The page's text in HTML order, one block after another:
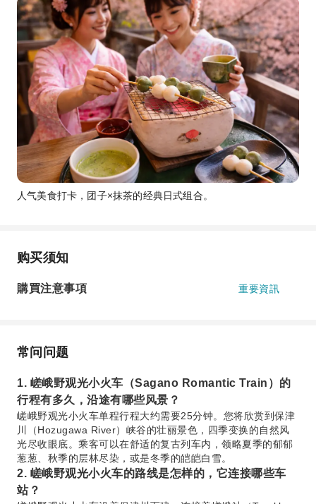
人气美食打卡，团子×抹茶的经典日式组合。
购买须知
購買注意事項 重要資訊
常问问题
1. 嵯峨野观光小火车（Sagano Romantic Train）的
行程有多久，沿途有哪些风景？
嵯峨野观光小火车单程行程大约需要25分钟。您将欣赏到保津
川（Hozugawa River）峡谷的壮丽景色，四季变换的自然风
光尽收眼底。乘客可以在舒适的复古列车内，领略夏季的郁郁
葱葱、秋季的层林尽染，或是冬季的皑皑白雪。
2. 嵯峨野观光小火车的路线是怎样的，它连接哪些车
站？